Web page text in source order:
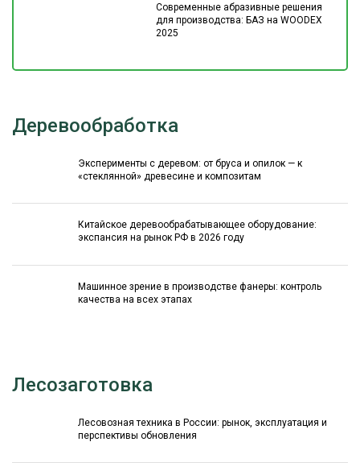
Современные абразивные решения
для производства: БАЗ на WOODEX
2025
Деревообработка
Эксперименты с деревом: от бруса и опилок — к
«стеклянной» древесине и композитам
Китайское деревообрабатывающее оборудование:
экспансия на рынок РФ в 2026 году
Машинное зрение в производстве фанеры: контроль
качества на всех этапах
Лесозаготовка
Лесовозная техника в России: рынок, эксплуатация и
перспективы обновления